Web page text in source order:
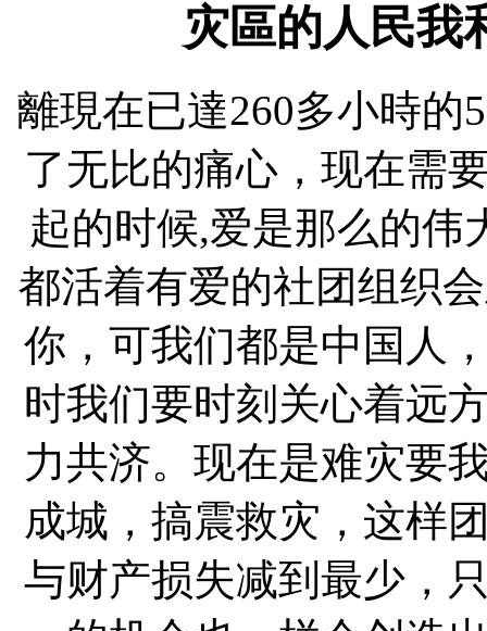
灾區的人民我
離現在已達260多小時的
了无比的痛心，现在需
起的时候,爱是那么的伟
都活着有爱的社团组织
你，可我们都是中国人
时我们要时刻关心着远
力共济。现在是难灾要
成城，搞震救灾，这样
与财产损失减到最少，